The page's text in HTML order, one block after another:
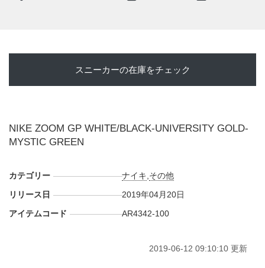
(pic.Finish Line)
スニーカーの在庫をチェック
NIKE ZOOM GP WHITE/BLACK-UNIVERSITY GOLD-
MYSTIC GREEN
カテゴリー ナイキ その他
リリース日
2019年04月20日
アイテムコード
AR4342-100
2019-06-12 09:10:10 更新